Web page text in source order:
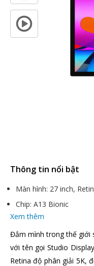
Thông tin nổi bật
Màn hình: 27 inch,
Chip: A13 Bionic
Xem thêm
Đắm mình trong thế giới
với tên gọi Studio
Retina độ phân giải 5K,